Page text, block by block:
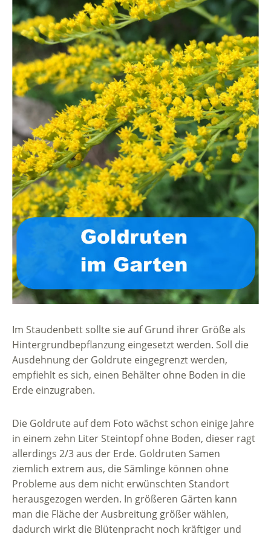
Im Staudenbett sollte sie auf Grund ihrer Größe als
Hintergrundbepflanzung eingesetzt werden. Soll die
Ausdehnung der Goldrute eingegrenzt werden,
empfiehlt es sich, einen Behälter ohne Boden in die
Erde einzugraben.
Die Goldrute auf dem Foto wächst schon einige Jahre
in einem zehn Liter Steintopf ohne Boden, dieser ragt
allerdings 2/3 aus der Erde. Goldruten Samen
ziemlich extrem aus, die Sämlinge können ohne
Probleme aus dem nicht erwünschten Standort
herausgezogen werden. In größeren Gärten kann
man die Fläche der Ausbreitung größer wählen,
dadurch wirkt die Blütenpracht noch kräftiger und